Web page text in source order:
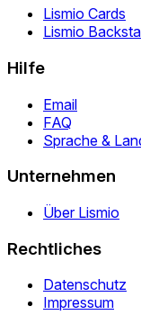
Lismio Cards
Lismio
Hilfe
Email
FAQ
Sprache &
Unternehmen
Über Lismio
Rechtliches
Datenschutz
Impressum